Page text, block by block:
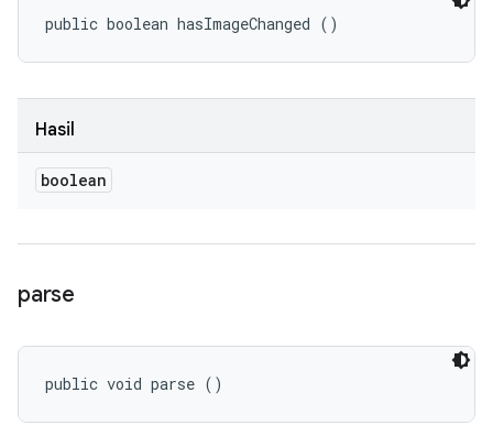
public boolean hasImageChanged ()
Hasil
boolean
parse
public void parse ()